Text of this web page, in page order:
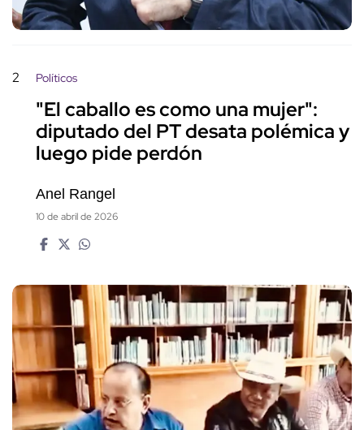
2 Políticos
"El caballo es como una mujer":
diputado del PT desata polémica y
luego pide perdón
Anel Rangel
10 de abril de 2026